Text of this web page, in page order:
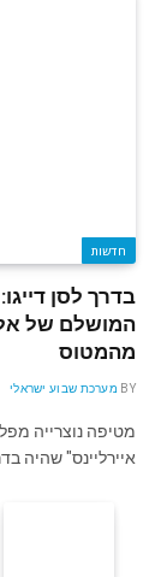
חדשות
בדרך לסן
המושלם של
מהמטוס
BY מערכת שבוע ישראלי
מטיפה נוצרייה
איירליינס" שהיה